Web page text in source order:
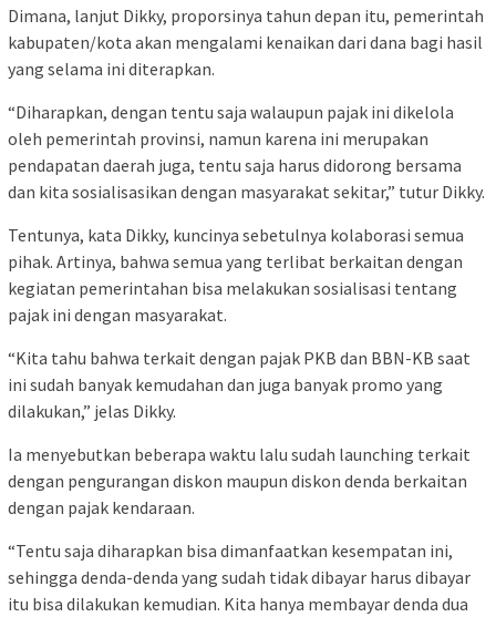
Dimana, lanjut Dikky, proporsinya tahun depan itu, pemerintah
kabupaten/kota akan mengalami kenaikan dari dana bagi hasil
yang selama ini diterapkan.
“Diharapkan, dengan tentu saja walaupun pajak ini dikelola
oleh pemerintah provinsi, namun karena ini merupakan
pendapatan daerah juga, tentu saja harus didorong bersama
dan kita sosialisasikan dengan masyarakat sekitar,” tutur Dikky.
Tentunya, kata Dikky, kuncinya sebetulnya kolaborasi semua
pihak. Artinya, bahwa semua yang terlibat berkaitan dengan
kegiatan pemerintahan bisa melakukan sosialisasi tentang
pajak ini dengan masyarakat.
“Kita tahu bahwa terkait dengan pajak PKB dan BBN-KB saat
ini sudah banyak kemudahan dan juga banyak promo yang
dilakukan,” jelas Dikky.
Ia menyebutkan beberapa waktu lalu sudah launching terkait
dengan pengurangan diskon maupun diskon denda berkaitan
dengan pajak kendaraan.
“Tentu saja diharapkan bisa dimanfaatkan kesempatan ini,
sehingga denda-denda yang sudah tidak dibayar harus dibayar
itu bisa dilakukan kemudian. Kita hanya membayar denda dua